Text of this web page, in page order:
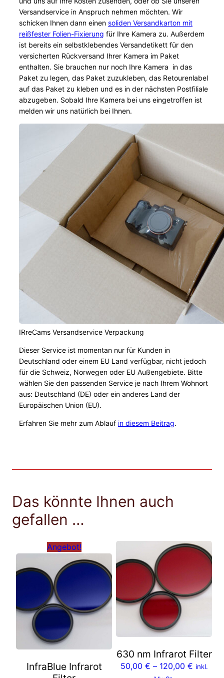
Versandservice in Anspruch nehmen möchten. Wir
schicken Ihnen dann einen soliden Versandkarton mit
reißfester Folien-Fixierung für Ihre Kamera zu. Außerdem
ist bereits ein selbstklebendes Versandetikett für den
versicherten Rückversand Ihrer Kamera im Paket
enthalten. Sie brauchen nur noch Ihre Kamera in das
Paket zu legen, das Paket zuzukleben, das Retourenlabel
auf das Paket zu kleben und es in der nächsten Postfiliale
abzugeben. Sobald Ihre Kamera bei uns eingetroffen ist
melden wir uns natürlich bei Ihnen.
IRreCams Versandservice Verpackung
Dieser Service ist momentan nur für Kunden in
Deutschland oder einem EU Land verfügbar, nicht jedoch
für die Schweiz, Norwegen oder EU Außengebiete. Bitte
wählen Sie den passenden Service je nach Ihrem Wohnort
aus: Deutschland (DE) oder ein anderes Land der
Europäischen Union (EU).
Erfahren Sie mehr zum Ablauf in diesem Beitrag.
Das könnte Ihnen auch
gefallen …
Angebot!
InfraBlue Infrarot
630 nm Infrarot Filter
50,00 € – 120,00 € inkl.